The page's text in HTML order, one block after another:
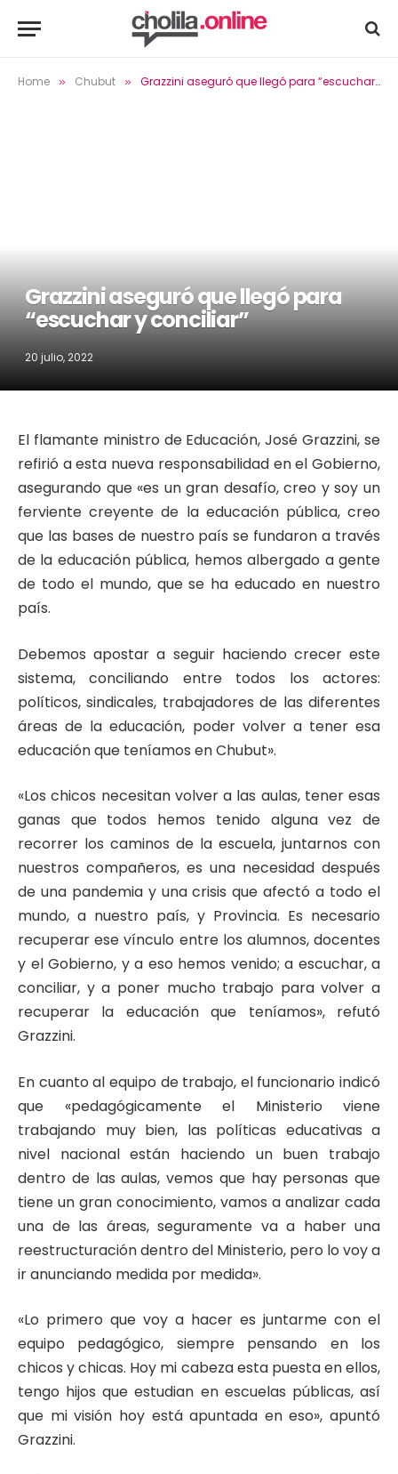
Home » Chubut » Grazzini aseguró que llegó para “escuchar y conciliar”
Grazzini aseguró que llegó para
“escuchar y conciliar”
20 julio, 2022
El flamante ministro de Educación, José Grazzini, se
refirió a esta nueva responsabilidad en el Gobierno,
asegurando que «es un gran desafío, creo y soy un
ferviente creyente de la educación pública, creo
que las bases de nuestro país se fundaron a través
de la educación pública, hemos albergado a gente
de todo el mundo, que se ha educado en nuestro
país.
Debemos apostar a seguir haciendo crecer este
sistema, conciliando entre todos los actores:
políticos, sindicales, trabajadores de las diferentes
áreas de la educación, poder volver a tener esa
educación que teníamos en Chubut».
«Los chicos necesitan volver a las aulas, tener esas
ganas que todos hemos tenido alguna vez de
recorrer los caminos de la escuela, juntarnos con
nuestros compañeros, es una necesidad después
de una pandemia y una crisis que afectó a todo el
mundo, a nuestro país, y Provincia. Es necesario
recuperar ese vínculo entre los alumnos, docentes
y el Gobierno, y a eso hemos venido; a escuchar, a
conciliar, y a poner mucho trabajo para volver a
recuperar la educación que teníamos», refutó
Grazzini.
En cuanto al equipo de trabajo, el funcionario indicó
que «pedagógicamente el Ministerio viene
trabajando muy bien, las políticas educativas a
nivel nacional están haciendo un buen trabajo
dentro de las aulas, vemos que hay personas que
tiene un gran conocimiento, vamos a analizar cada
una de las áreas, seguramente va a haber una
reestructuración dentro del Ministerio, pero lo voy a
ir anunciando medida por medida».
«Lo primero que voy a hacer es juntarme con el
equipo pedagógico, siempre pensando en los
chicos y chicas. Hoy mi cabeza esta puesta en ellos,
tengo hijos que estudian en escuelas públicas, así
que mi visión hoy está apuntada en eso», apuntó
Grazzini.